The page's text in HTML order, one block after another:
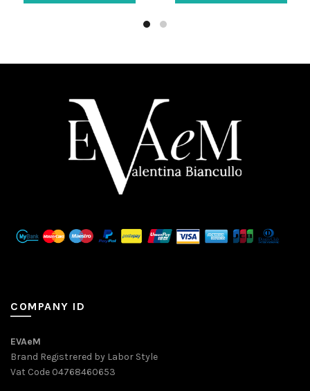
COMPANY ID
EVAeM
Brand Registrered by Labor Style
Vat Code 04768460653